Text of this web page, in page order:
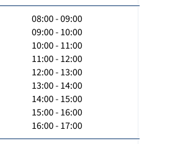
08:00 - 09:00
09:00 - 10:00
10:00 - 11:00
11:00 - 12:00
12:00 - 13:00
13:00 - 14:00
14:00 - 15:00
15:00 - 16:00
16:00 - 17:00